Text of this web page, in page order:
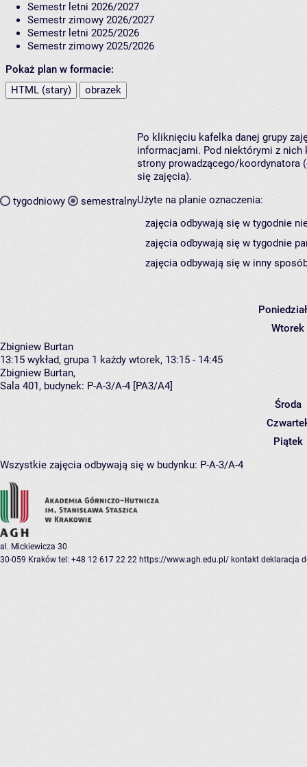
Semestr letni 2026/2027
Semestr zimowy 2026/2027
Semestr letni 2025/2026
Semestr zimowy 2025/2026
Pokaż plan w formacie:
HTML (stary)
obrazek
tygodniowy semestralny
Po kliknięciu kafelka danej grupy
informacjami. Pod niektórymi z nich
strony prowadzącego/koordynatora
się zajęcia).
Użyte na planie oznaczenia:
zajęcia odbywają się w tygodnie
zajęcia odbywają się w tygodnie
zajęcia odbywają się w inny
Wtorek
Zbigniew Burtan
13:15 wykład, grupa 1 każdy wtorek, 13:15 - 14:45
Zbigniew Burtan,
Sala 401, budynek: P-A-3/A-4 [PA3/A4]
Środa
Piątek
Wszystkie zajęcia odbywają się w budynku: P-A-3/A-4
al. Mickiewicza 30
30-059 Kraków tel: +48 12 617 22 22 https://www.agh.edu.pl/ kontakt deklaracja